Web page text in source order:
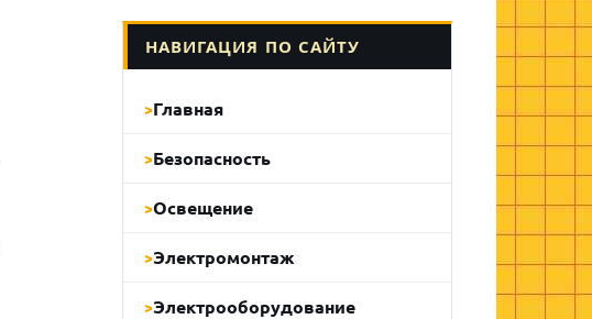
НАВИГАЦИЯ ПО САЙТУ
Главная
Безопасность
Освещение
Электромонтаж
Электрооборудование